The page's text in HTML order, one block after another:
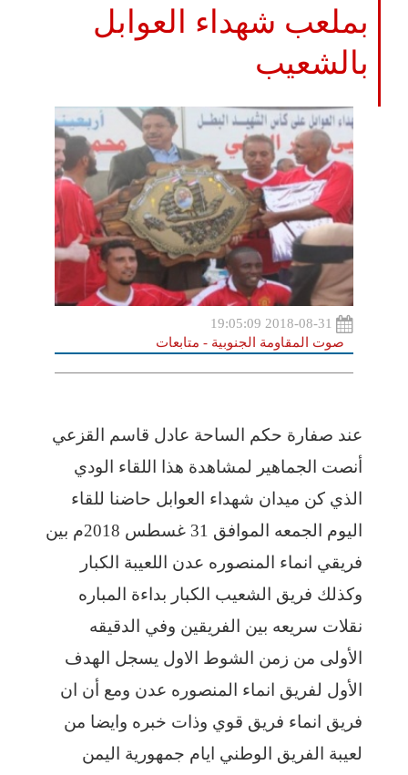
بملعب شهداء العوابل
بالشعيب
صوت المقاومة الجنوبية - متابعات
عند صفارة حكم الساحة عادل قاسم القزعي
أنصت الجماهير لمشاهدة هذا اللقاء الودي
الذي كن ميدان شهداء العوابل حاضنا للقاء
اليوم الجمعه الموافق 31 غسطس 2018م بين
فريقي انماء المنصوره عدن اللعيبة الكبار
وكذلك فريق الشعيب الكبار بداءة المباره
نقلات سريعه بين الفريقين وفي الدقيقه
الأولى من زمن الشوط الاول يسجل الهدف
الأول لفريق انماء المنصوره عدن ومع أن ان
فريق انماء فريق قوي وذات خبره وايضا من
لعيبة الفريق الوطني ايام جمهورية اليمن